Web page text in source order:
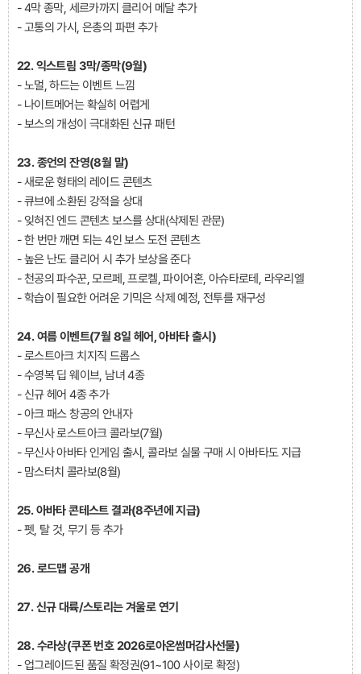
- 4막 종막, 세르카까지 클리어 메달 추가
- 고통의 가시, 은총의 파편 추가
22. 익스트림 3막/종막(9월)
- 노멀, 하드는 이벤트 느낌
- 나이트메어는 확실히 어렵게
- 보스의 개성이 극대화된 신규 패턴
23. 종언의 잔영(8월 말)
- 새로운 형태의 레이드 콘텐츠
- 큐브에 소환된 강적을 상대
- 잊혀진 엔드 콘텐츠 보스를 상대(삭제된 관문)
- 한 번만 깨면 되는 4인 보스 도전 콘텐츠
- 높은 난도 클리어 시 추가 보상을 준다
- 천공의 파수꾼, 모르페, 프로켈, 파이어혼, 아슈타로테, 라우리엘
- 학습이 필요한 어려운 기믹은 삭제 예정, 전투를 재구성
24. 여름 이벤트(7월 8일 헤어, 아바타 출시)
- 로스트아크 치지직 드롭스
- 수영복 딥 웨이브, 남녀 4종
- 신규 헤어 4종 추가
- 아크 패스 창공의 안내자
- 무신사 로스트아크 콜라보(7월)
- 무신사 아바타 인게임 출시, 콜라보 실물 구매 시 아바타도 지급
- 맘스터치 콜라보(8월)
25. 아바타 콘테스트 결과(8주년에 지급)
- 펫, 탈 것, 무기 등 추가
26. 로드맵 공개
27. 신규 대륙/스토리는 겨울로 연기
28. 수라상(쿠폰 번호 2026로아온썸머감사선물)
- 업그레이드된 품질 확정권(91~100 사이로 확정)